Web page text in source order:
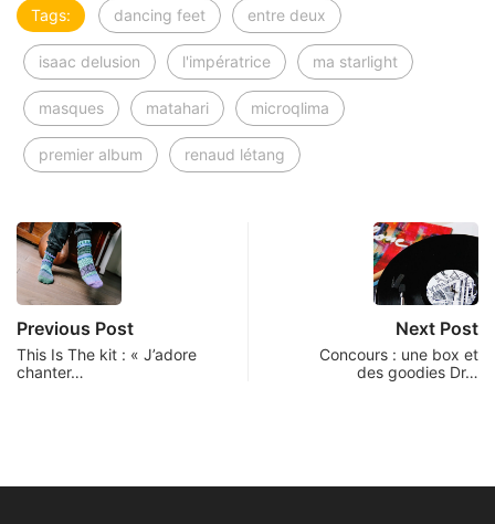
Tags: dancing feet entre deux
isaac delusion l'impératrice ma starlight
masques matahari microqlima
premier album renaud létang
Previous Post
This Is The kit : « J’adore
chanter…
Next Post
Concours : une box et
des goodies Dr…